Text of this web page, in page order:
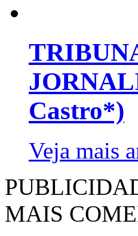
Castro*)
Veja mais
MAIS